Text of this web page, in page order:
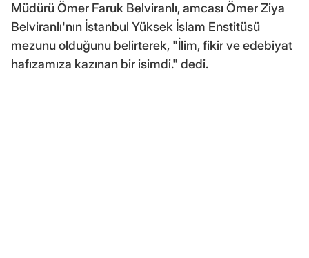
Müdürü Ömer Faruk Belviranlı, amcası Ömer Ziya
Belviranlı'nın İstanbul Yüksek İslam Enstitüsü
mezunu olduğunu belirterek, "İlim, fikir ve edebiyat
hafızamıza kazınan bir isimdi." dedi.